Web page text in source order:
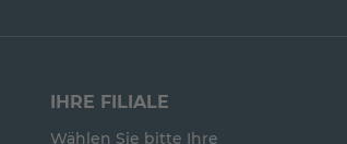
IHRE FILIALE
Wählen Sie bitte Ihre